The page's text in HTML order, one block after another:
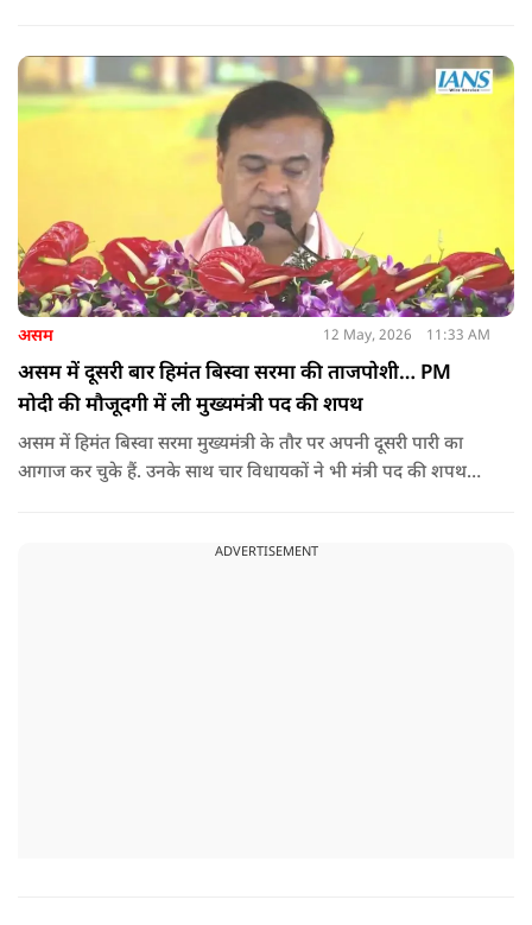
असम 12 May, 2026 11:33 AM
असम में दूसरी बार हिमंत बिस्वा सरमा की ताजपोशी… PM
मोदी की मौजूदगी में ली मुख्यमंत्री पद की शपथ
असम में हिमंत बिस्वा सरमा मुख्यमंत्री के तौर पर अपनी दूसरी पारी का
आगाज कर चुके हैं. उनके साथ चार विधायकों ने भी मंत्री पद की शपथ
ADVERTISEMENT